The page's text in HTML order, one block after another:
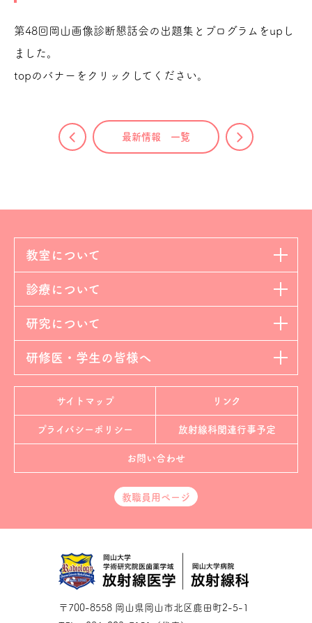
第48回岡山画像診断懇話会の出題集とプログラムをupし
ました。
topのバナーをクリックしてください。
最新情報 一覧
教室について
診療について
研究について
研修医・学生の皆様へ
〒700-8558 岡山県岡山市北区鹿田町2-5-1
サイトマップ リンク
プライバシーポリシー 放射線科関連行事予定
お問い合わせ
教職員用ページ